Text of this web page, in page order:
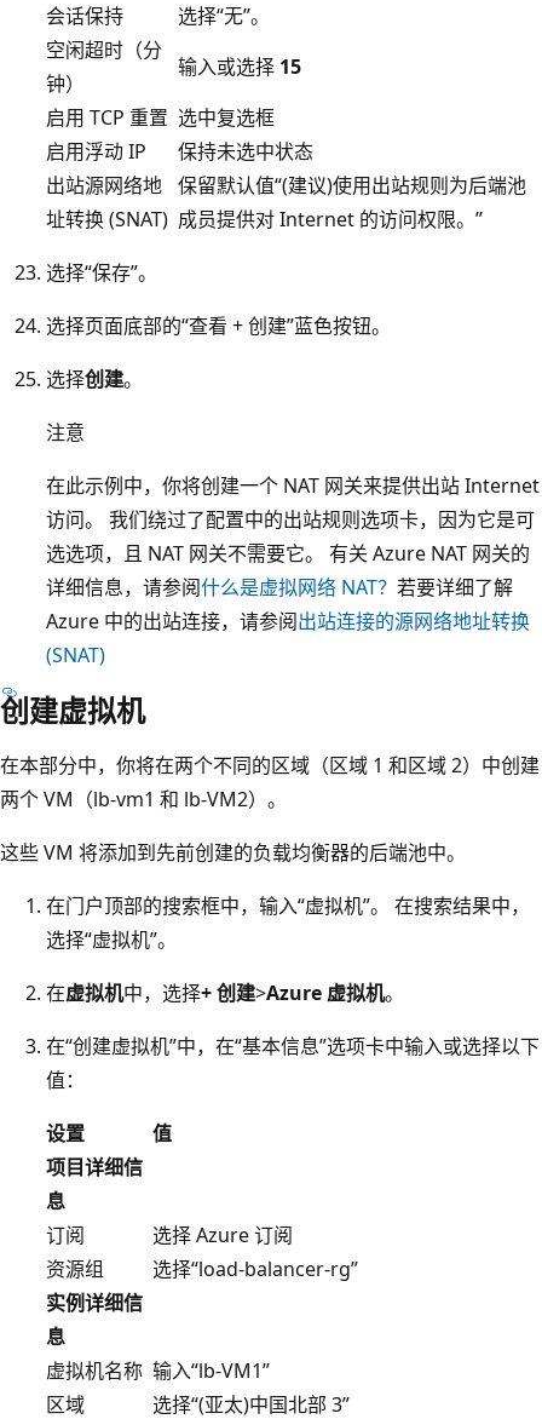
会话保持
选择“无”。
空闲超时（分
钟）
输入或选择 15
启用 TCP 重置 选中复选框
启用浮动 IP
保持未选中状态
出站源网络地
址转换 (SNAT)
保留默认值“(建议)使用出站规则为后端池
成员提供对 Internet 的访问权限。”
选择“保存”。
选择页面底部的“查看 + 创建”蓝色按钮。
选择创建。
注意
在此示例中，你将创建一个 NAT 网关来提供出站 Internet
访问。 我们绕过了配置中的出站规则选项卡，因为它是可
选选项，且 NAT 网关不需要它。 有关 Azure NAT 网关的
详细信息，请参阅什么是虚拟网络 NAT？ 若要详细了解
Azure 中的出站连接，请参阅出站连接的源网络地址转换
(SNAT)
创建虚拟机
在本部分中，你将在两个不同的区域（区域 1 和区域 2）中创建
两个 VM（lb-vm1 和 lb-VM2） 。
这些 VM 将添加到先前创建的负载均衡器的后端池中。
在门户顶部的搜索框中，输入“虚拟机”。 在搜索结果中，
选择“虚拟机”。
在虚拟机中，选择+ 创建>Azure 虚拟机。
在“创建虚拟机”中，在“基本信息”选项卡中输入或选择以下
值：
设置
值
项目详细信
息
订阅
选择 Azure 订阅
资源组
选择“load-balancer-rg”
实例详细信
息
虚拟机名称 输入“lb-VM1”
区域
选择“(亚太)中国北部 3”